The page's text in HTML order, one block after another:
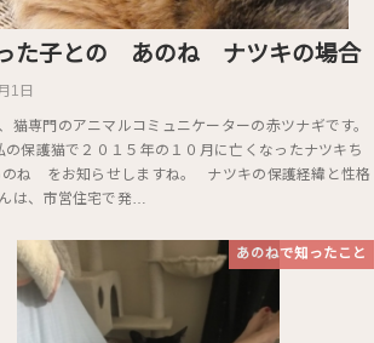
た子との あのね ナツキの場合
1日
猫専門のアニマルコミュニケーターの赤ツナギです。
の保護猫で２０１５年の１０月に亡くなったナツキち
のね をお知らせしますね。 ナツキの保護経緯と性格
は、市営住宅で発…
あのねで知ったこと